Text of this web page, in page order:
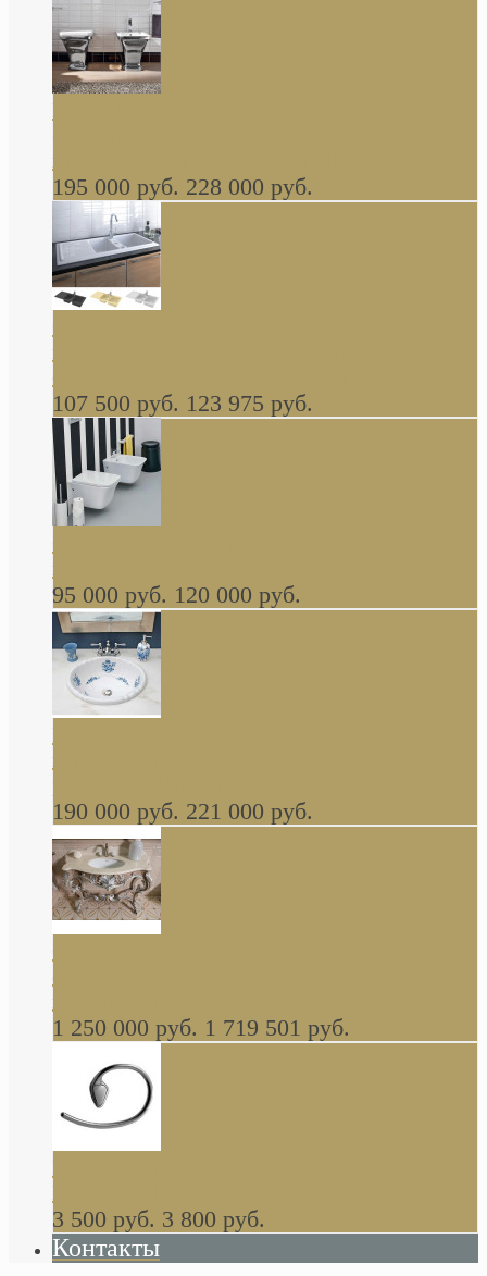
Butterfly Scarabeo КОМПЛЕКТ санфаянса
глянцевая платина В НАЛИЧИИ
195 000 руб. 228 000 руб.
керамическая мойка 1160 x 510 мм белая,
серая, черная, бежевая В НАЛИЧИИ
107 500 руб. 123 975 руб.
навесное КОМПЛЕКТ
95 000 руб. 120 000 руб.
Decorated Bathroom раковина овальная
встраиваемая для ванной с рисунком синяя
роза В НАЛИЧИИ
190 000 руб. 221 000 руб.
стиле барокко, из массива дерева, светло
коричневый матовый окрас + серебро
1 250 000 руб. 1 719 501 руб.
Khala Colombo аксессуары (серия) В
НАЛИЧИИ
3 500 руб. 3 800 руб.
Контакты